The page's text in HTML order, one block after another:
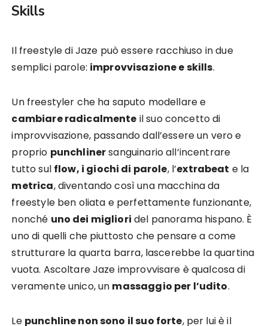
Skills
Il freestyle di Jaze può essere racchiuso in due
semplici parole: improvvisazione e skills.
Un freestyler che ha saputo modellare e
cambiare radicalmente il suo concetto di
improvvisazione, passando dall’essere un vero e
proprio punchlinersanguinario all’incentrare
tutto sul flow, i giochi di parole, l’extrabeat e la
metrica, diventando così una macchina da
freestyle ben oliata e perfettamente funzionante,
nonché uno dei migliori del panorama hispano. È
uno di quelli che piuttosto che pensare a come
strutturare la quarta barra, lascerebbe la quartina
vuota. Ascoltare Jaze improvvisare è qualcosa di
veramente unico, un massaggio per l’udito.
Le punchline non sono il suo forte, per lui è il